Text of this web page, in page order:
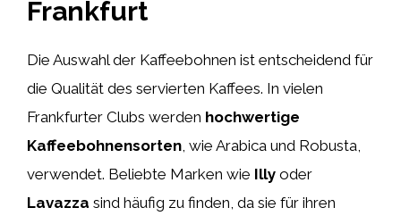
Frankfurt
Die Auswahl der Kaffeebohnen ist entscheidend für
die Qualität des servierten Kaffees. In vielen
Frankfurter Clubs werden hochwertige
Kaffeebohnensorten , wie Arabica und Robusta,
verwendet. Beliebte Marken wie Illy oder
Lavazza sind häufig zu finden, da sie für ihren